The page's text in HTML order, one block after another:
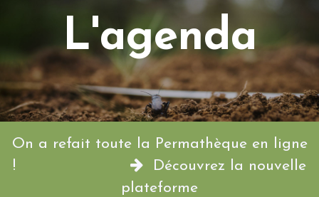
L'agenda
On a refait toute la Permathèque en ligne
!
Découvrez la nouvelle
plateforme